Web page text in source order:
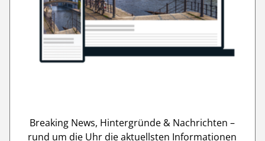
Breaking News, Hintergründe & Nachrichten –
rund um die Uhr die aktuellsten Informationen